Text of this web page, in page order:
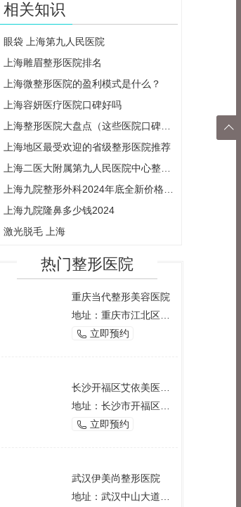
相关知识
眼袋 上海第九人民医院
上海雕眉整形医院排名
上海微整形医院的盈利模式是什么？
上海容妍医疗医院口碑好吗
上海地区最受欢迎的省级整形医院推荐
上海九院隆鼻多少钱2024
激光脱毛 上海
热门整形医院
重庆当代整形美容医院
 立即预约
 立即预约
武汉伊美尚整形医院
